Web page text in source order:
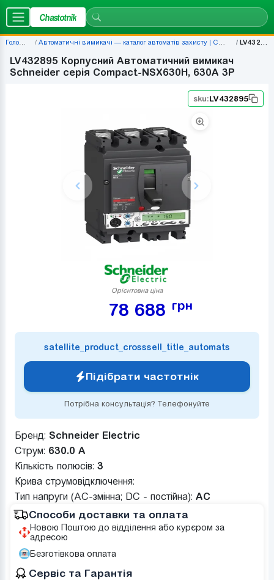
Chastotnik
Головна Автоматичні вимикачі — каталог автоматів захисту | Chastotnik.ua LV432895
LV432895 Корпусний Автоматичний вимикач
Schneider серія Compact-NSX630H, 630A 3P
sku:LV432895
Орієнтовна ціна
78 688 грн
satellite_product_crosssell_title_automats
Підібрати частотнік
Потрібна консультація? Телефонуйте
Бренд: Schneider Electric
Струм: 630.0 А
Кількість полюсів: 3
Крива струмовідключення:
Тип напруги (AC-змінна; DC - постійна): AC
Способи доставки та оплата
Новою Поштою до відділення або курєром за
адресою
Безготівкова оплата
Сервіс та Гарантія